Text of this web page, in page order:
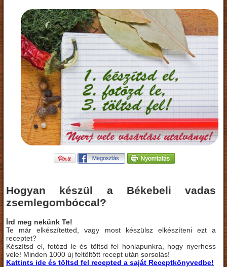
Hogyan készül a Békebeli vadas
zsemlegombóccal?
Írd meg nekünk Te!
Te már elkészítetted, vagy most készülsz elkészíteni ezt a
receptet?
Készítsd el, fotózd le és töltsd fel honlapunkra, hogy nyerhess
vele! Minden 1000 új feltöltött recept után sorsolás!
Kattints ide és töltsd fel recepted a saját Receptkönyvedbe!